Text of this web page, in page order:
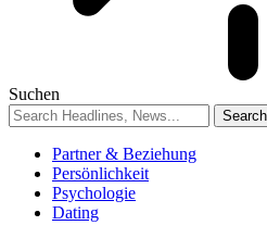
Suchen
Partner & Beziehung
Persönlichkeit
Psychologie
Dating